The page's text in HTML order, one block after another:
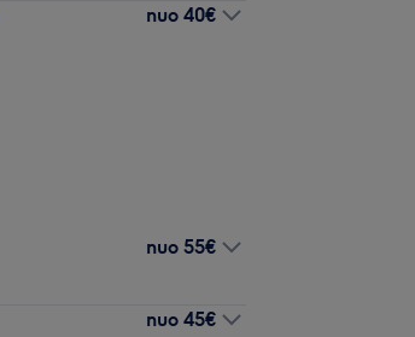
nuo 40€
nuo 55€
nuo 45€